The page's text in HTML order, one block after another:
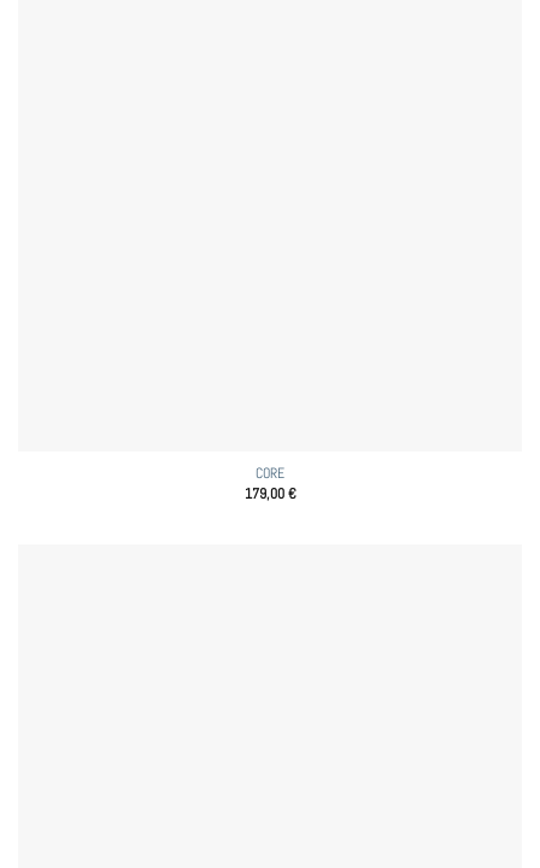
CORE
179,00€